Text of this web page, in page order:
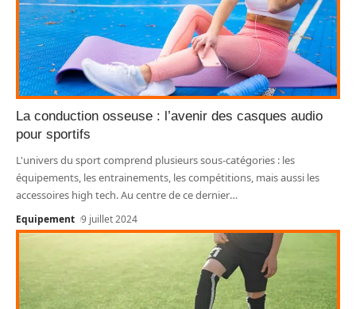
La conduction osseuse : l’avenir des casques audio
pour sportifs
L'univers du sport comprend plusieurs sous-catégories : les
équipements, les entrainements, les compétitions, mais aussi les
accessoires high tech. Au centre de ce dernier…
Equipement 9 juillet 2024